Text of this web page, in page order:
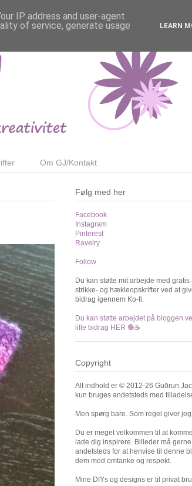
Om GJ/Kontakt
Følg med her
Facebook
Instagram
Pinterest
Ravelry
Follow
Du kan støtte mit arbejde med gratis
strikke- og hækleopskrifter ved at
bidrag igennem Ko-fi.
Du kan støtte arbejdet på bloggen
lille bidrag HER 🧶☕️
Copyright
Alt indhold er © 2012-26 Guðrun
kun bruges andetsteds med
Men spørg bare. Som regel giver
Du er meget velkommen til at
lade dig inspirere. Billeder må
andetsteds for at henvise til denne
dem med omtanke og respekt.
Mine DIYs og designs er til privat
IP address and user-agent
of service, generate usage
LEARN